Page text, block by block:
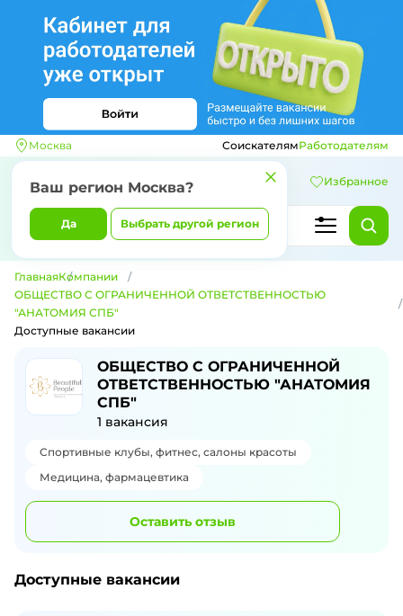
Москва
Ваш регион Москва?
Да Выбрать другой регион
СоискателямРаботодателям
Избранное
ГлавнаяКомпании
ОБЩЕСТВО С ОГРАНИЧЕННОЙ ОТВЕТСТВЕННОСТЬЮ
"АНАТОМИЯ СПБ"
Доступные вакансии
Доступные вакансии компании
ОБЩЕСТВО С ОГРАНИЧЕННОЙ
ОТВЕТСТВЕННОСТЬЮ "АНАТОМИЯ
СПБ"
1 вакансия
Спортивные клубы, фитнес, салоны красоты
Медицина, фармацевтика
Оставить отзыв
Доступные вакансии